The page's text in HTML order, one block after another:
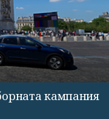
кампания